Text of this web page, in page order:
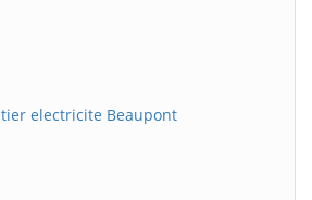
electricite Beaupont